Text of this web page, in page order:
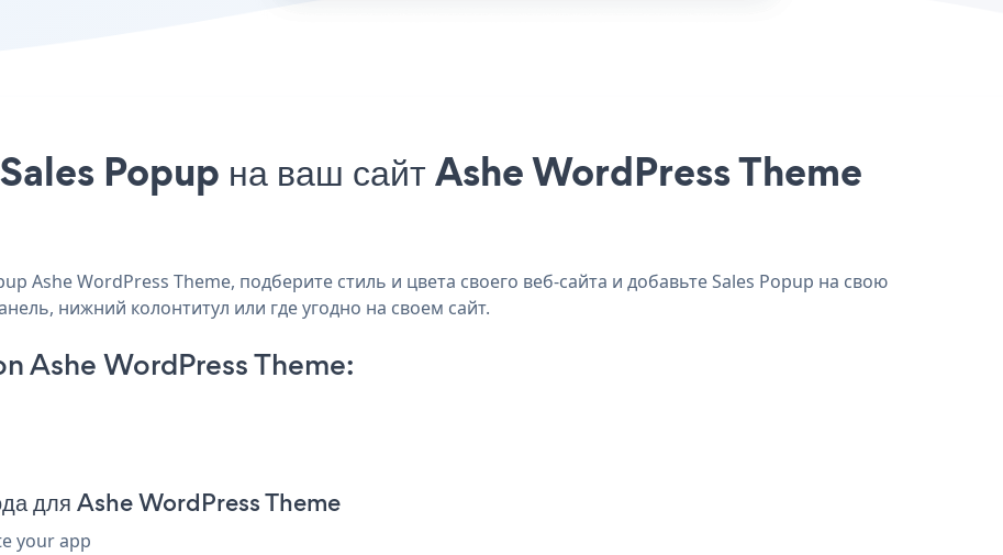
Sales Popup на ваш сайт Ashe WordPress Theme
Ashe WordPress Theme, подберите стиль и цвета своего веб-сайта и добавьте Sales Popup на свою
нижний колонтитул или где угодно на своем сайт.
Ashe WordPress Theme:
для Ashe WordPress Theme
your app